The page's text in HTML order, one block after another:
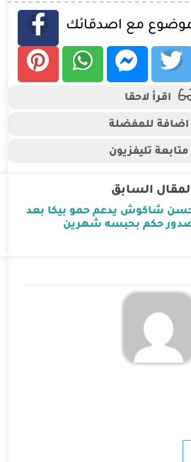
مع اصدقائك
اقرأ لاحقا
اضافة للمفضلة
متابعة تليفزيون
السابق
شاكوش يدعم حمو بيكا بعد
حكم بحبسه شهرين